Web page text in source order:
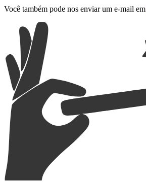
Você também pode nos enviar um e-mail em